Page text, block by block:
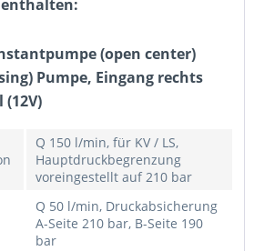
(open center)
Pumpe, Eingang rechts
Q 150 l/min, für KV / LS,
Hauptdruckbegrenzung
voreingestellt auf 210 bar
Q 50 l/min, Druckabsicherung
A-Seite 210 bar, B-Seite 190
bar